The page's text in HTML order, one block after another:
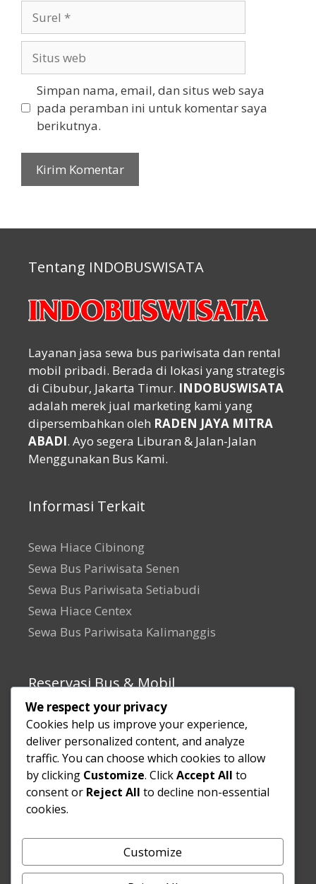
web
Simpan nama, email, dan situs web saya
pada peramban ini untuk komentar saya
berikutnya.
Tentang INDOBUSWISATA
Layanan jasa sewa bus pariwisata dan rental
mobil pribadi. Berada di lokasi yang strategis
di Cibubur, Jakarta Timur. INDOBUSWISATA
adalah merek jual marketing kami yang
dipersembahkan oleh RADEN JAYA MITRA
ABADI. Ayo segera Liburan & Jalan-Jalan
Menggunakan Bus Kami.
Informasi Terkait
Sewa Hiace Cibinong
Sewa Bus Pariwisata Senen
Sewa Bus Pariwisata Setiabudi
Sewa Hiace Centex
Sewa Bus Pariwisata Kalimanggis
Reservasi Bus & Mobil
Ayo Segera hubungi team marketing kami,
untuk sewa bus pariwisata atau rental mobil
pribadi. Melalui nomor telepon atau
WhatsApp
HEDEN
Telepon (TELKOM) : 021-2982-4195
We respect your privacy
Cookies help us improve your experience,
deliver personalized content, and analyze
traffic. You can choose which cookies to allow
by clicking Customize. ClickAccept All to
consent or Reject All to decline non-essential
cookies.
Customize